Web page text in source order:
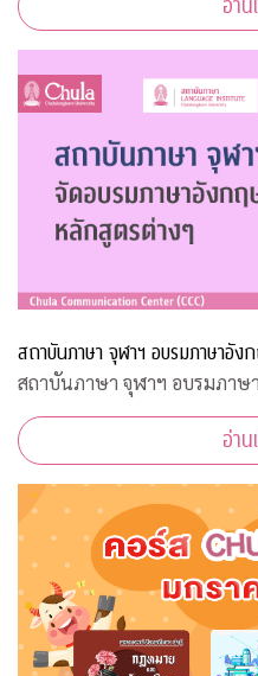
อ่าน
สถาบันภาษา จุฬาฯ อบรมภาษาอัง
สถาบันภาษา จุฬาฯ อบรมภาษ
อ่าน